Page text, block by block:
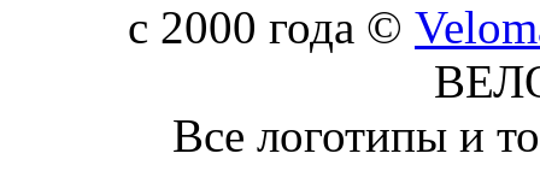
c 2000 года ©
Все логотипы и